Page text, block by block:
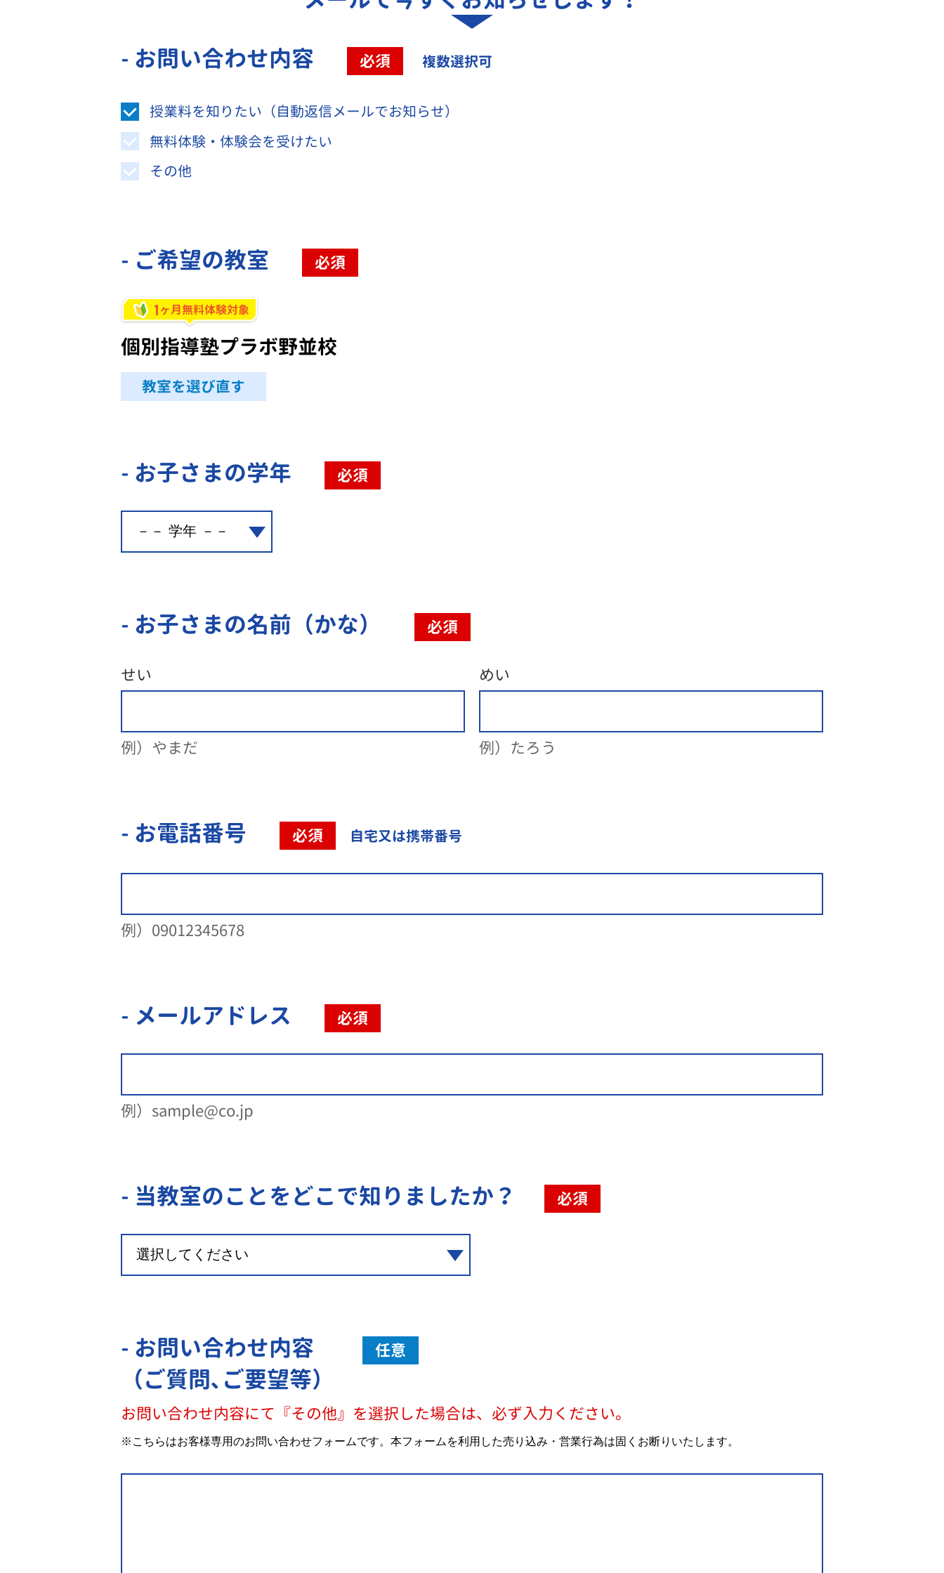
- お問い合わせ内容
必須 複数選択可
授業料を知りたい（自動返信メールでお知らせ）
無料体験・体験会を受けたい
その他
- ご希望の教室 必須
1ヶ月無料体験対象
個別指導塾プラボ野並校
教室を選び直す
- お子さまの学年 必須
- お子さまの名前（かな） 必須
せい
例）やまだ
めい
例）たろう
- お電話番号 必須 自宅又は携帯番号
例）09012345678
- メールアドレス 必須
例）sample@co.jp
- 当教室のことをどこで知りましたか？ 必須
- お問い合わせ内容
（ご質問､ご要望等）
任意
お問い合わせ内容にて『その他』を選択した場合は、必ず入力ください。
※こちらはお客様専用のお問い合わせフォームです。本フォームを利用した売り込み・営業行為は固くお断りいたします。